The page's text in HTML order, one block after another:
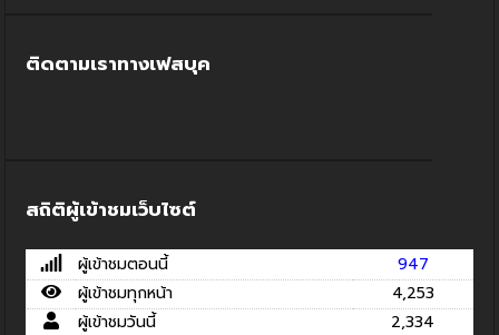
ติดตามเราทางเฟสบุค
สถิติผู้เข้าชมเว็บไซต์
ผู้เข้าชมตอนนี้
947
ผู้เข้าชมทุกหน้า
4,253
ผู้เข้าชมวันนี้
2,334